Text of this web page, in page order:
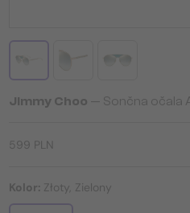
Jimmy Choo — Sončna očala
599 PLN
Kolor: Złoty, Zielony